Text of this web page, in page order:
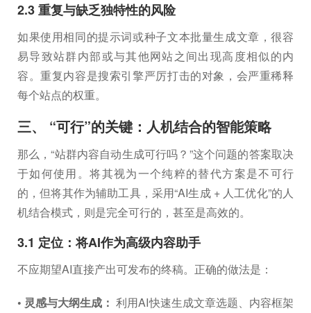
2.3 重复与缺乏独特性的风险
如果使用相同的提示词或种子文本批量生成文章，很容
易导致站群内部或与其他网站之间出现高度相似的内
容。重复内容是搜索引擎严厉打击的对象，会严重稀释
每个站点的权重。
三、 “可行”的关键：人机结合的智能策略
那么，“站群内容自动生成可行吗？”这个问题的答案取决
于如何使用。将其视为一个纯粹的替代方案是不可行
的，但将其作为辅助工具，采用“AI生成 + 人工优化”的人
机结合模式，则是完全可行的，甚至是高效的。
3.1 定位：将AI作为高级内容助手
不应期望AI直接产出可发布的终稿。正确的做法是：
• 灵感与大纲生成： 利用AI快速生成文章选题、内容框架